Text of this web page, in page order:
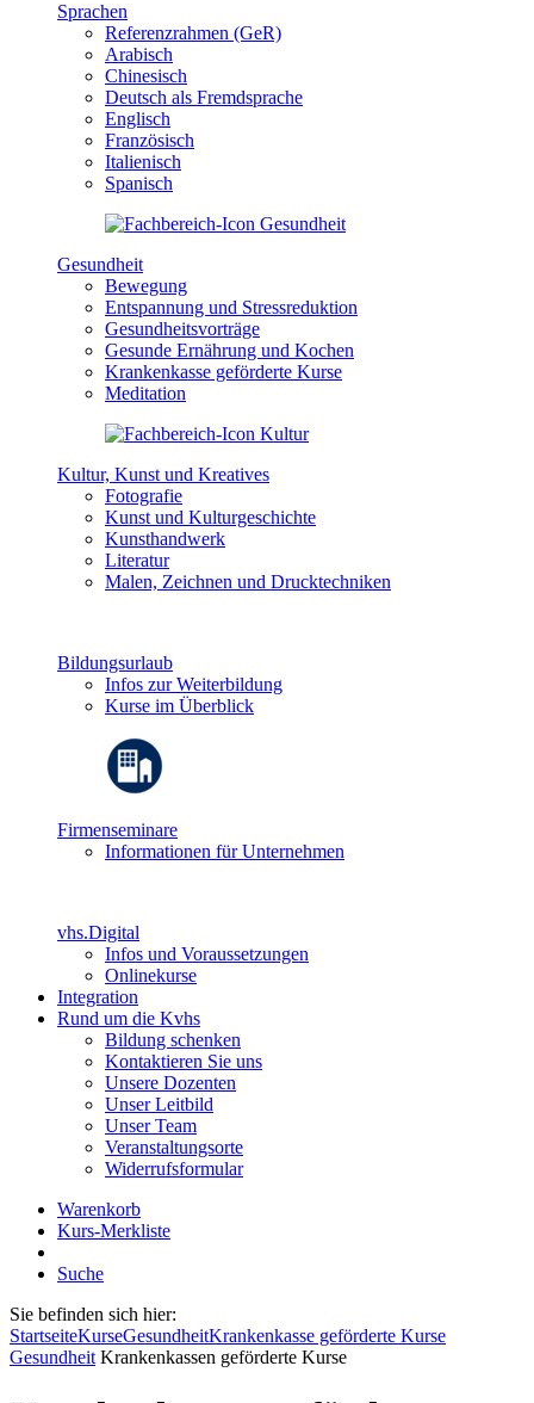
Sprachen
Referenzrahmen (GeR)
Arabisch
Chinesisch
Deutsch als Fremdsprache
Englisch
Französisch
Italienisch
Spanisch
Gesundheit
Bewegung
Entspannung und Stressreduktion
Gesundheitsvorträge
Gesunde Ernährung und Kochen
Krankenkasse geförderte Kurse
Meditation
Kultur, Kunst und Kreatives
Fotografie
Kunst und Kulturgeschichte
Kunsthandwerk
Literatur
Malen, Zeichnen und Drucktechniken
Bildungsurlaub
Infos zur Weiterbildung
Kurse im Überblick
Firmenseminare
Informationen für Unternehmen
vhs.Digital
Infos und Voraussetzungen
Onlinekurse
Integration
Rund um die Kvhs
Bildung schenken
Kontaktieren Sie uns
Unsere Dozenten
Unser Leitbild
Unser Team
Veranstaltungsorte
Widerrufsformular
Warenkorb
Kurs-Merkliste
Suche
Sie befinden sich hier:
StartseiteKurseGesundheitKrankenkasse geförderte Kurse
Gesundheit Krankenkassen geförderte Kurse